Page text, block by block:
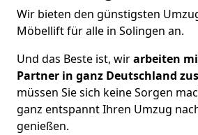
Wir bieten den günstigsten
Möbellift für alle in Solingen an.
Und das Beste ist, wirarbeiten
Partner in ganz Deutschland
müssen Sie sich keine Sorgen
ganz entspannt Ihren Umzug
genießen.